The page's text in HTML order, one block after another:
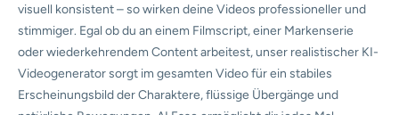
visuell konsistent – so wirken deine Videos professioneller und
stimmiger. Egal ob du an einem Filmscript, einer Markenserie
oder wiederkehrendem Content arbeitest, unser realistischer KI-
Videogenerator sorgt im gesamten Video für ein stabiles
Erscheinungsbild der Charaktere, flüssige Übergänge und